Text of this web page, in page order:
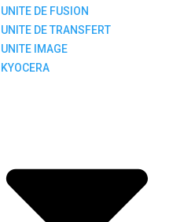
UNITE DE FUSION
UNITE DE TRANSFERT
UNITE IMAGE
KYOCERA